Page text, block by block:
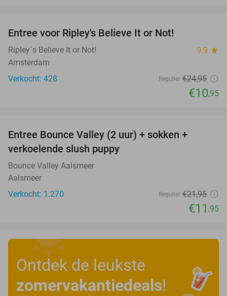
Entree voor Ripley's Believe It or Not!
Ripley´s Believe It or Not! 9.9 star
Amsterdam
Verkocht: 428
Regulier €24,95
€10,95
Entree Bounce Valley (2 uur) + sokken +
verkoelende slush puppy
Bounce Valley Aalsmeer
Aalsmeer
Verkocht: 1.270
Regulier €21,95
€11 ,95
Ontdek de leukste
zomervakantiedeals!